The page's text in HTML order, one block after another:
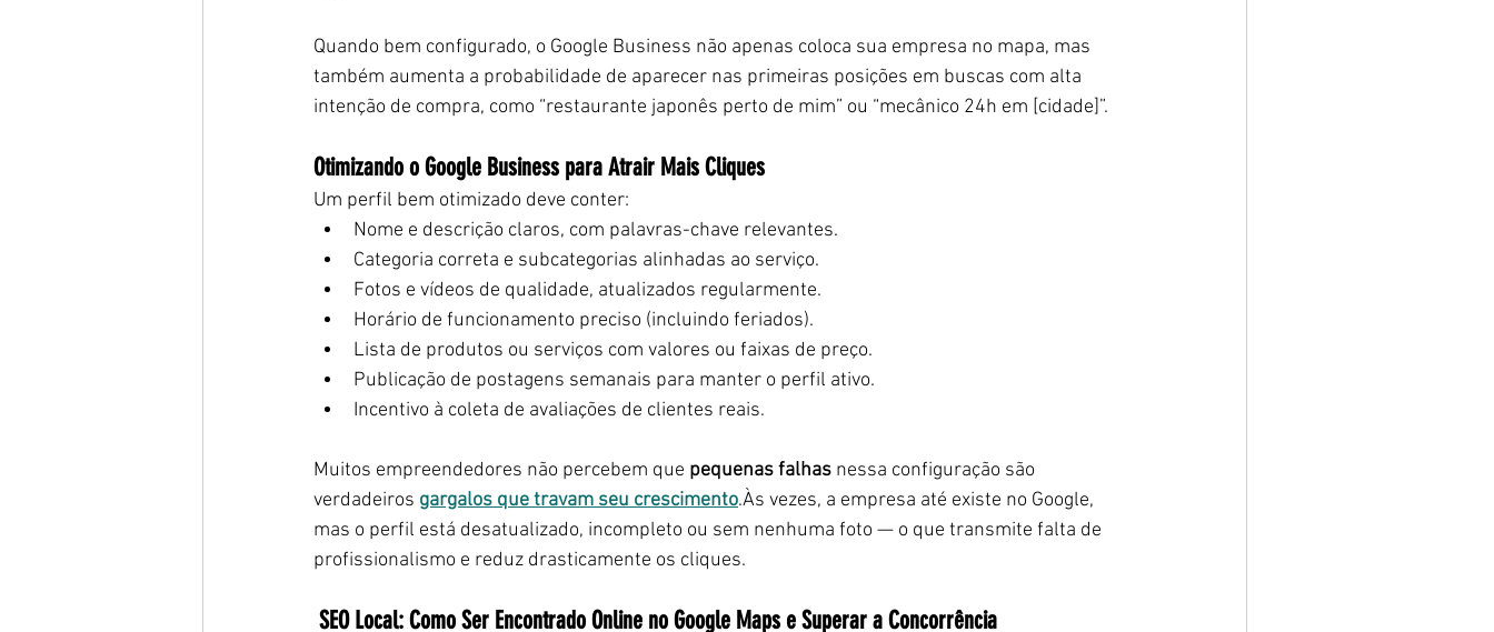
Quando bem configurado, o Google Business não apenas coloca sua empresa no mapa, mas
também aumenta a probabilidade de aparecer nas primeiras posições em buscas com alta
intenção de compra, como “restaurante japonês perto de mim” ou “mecânico 24h em [cidade]”.
Otimizando o Google Business para Atrair Mais Cliques
Um perfil bem otimizado deve conter:
Nome e descrição claros, com palavras-chave relevantes.
Categoria correta e subcategorias alinhadas ao serviço.
Fotos e vídeos de qualidade, atualizados regularmente.
Horário de funcionamento preciso (incluindo feriados).
Lista de produtos ou serviços com valores ou faixas de preço.
Publicação de postagens semanais para manter o perfil ativo.
Incentivo à coleta de avaliações de clientes reais.
Muitos empreendedores não percebem que pequenas falhas nessa configuração são
verdadeiros gargalos que travam seu crescimento.Às vezes, a empresa até existe no Google,
mas o perfil está desatualizado, incompleto ou sem nenhuma foto — o que transmite falta de
profissionalismo e reduz drasticamente os cliques.
SEO Local: Como Ser Encontrado Online no Google Maps e Superar a Concorrência